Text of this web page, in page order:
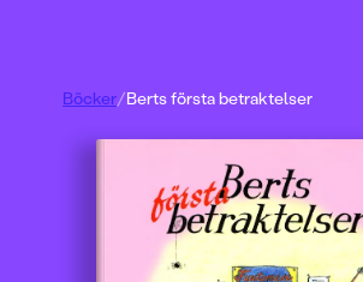
Böcker/Berts första betraktelser